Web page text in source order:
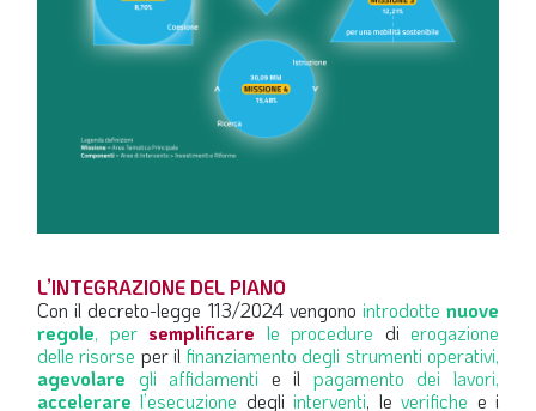
L’INTEGRAZIONE DEL PIANO
Con il decreto-legge 113/2024 vengono introdottenuove
regole, per semplificare le procedure di erogazione
delle risorse per ilfinanziamento degli strumenti operativi,
agevolare gli affidamenti e il pagamento dei lavori,
accelerarel’esecuzione degliinterventi, leverifiche e i